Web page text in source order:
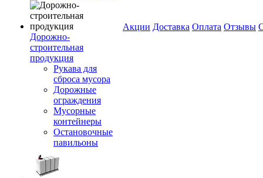
Дорожно-
строительная
продукция
Рукава для
сброса мусора
Дорожные
ограждения
Мусорные
контейнеры
Остановочные
павильоны
Акции Доставка Оплата Отзывы